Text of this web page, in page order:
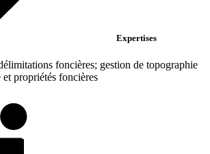
Expertises
foncières; gestion de topographie
propriétés foncières